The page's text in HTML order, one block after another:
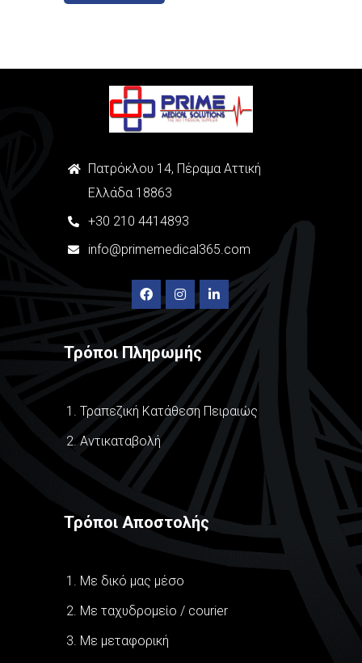
Πατρόκλου 14, Πέραμα Αττική
Ελλάδα 18863
+30 210 4414893
info@primemedical365.com
Τρόποι Πληρωμής
Τραπεζική Κατάθεση Πειραιώς
Αντικαταβολή
Τρόποι Αποστολής
Με δικό μας μέσο
Με ταχυδρομείο / courier
Με μεταφορική